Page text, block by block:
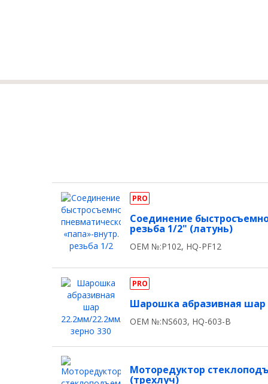
PRO
Соединение
резьба 1/2" (латунь)
OEM №:P102, HQ-PF12
PRO
Шарошка абразивная шар
OEM №:NS603, HQ-603-B
Моторедуктор
(трехлуч)